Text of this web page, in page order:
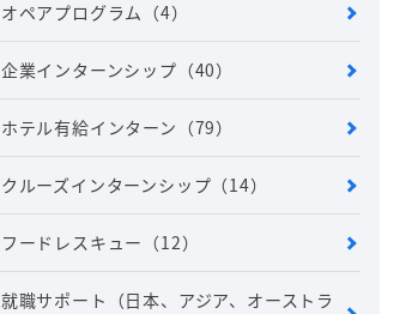
オペアプログラム （4）
企業インターンシップ （40）
ホテル有給インターン （79）
クルーズインターンシップ （14）
フードレスキュー （12）
就職サポート（日本、アジア、オーストラ